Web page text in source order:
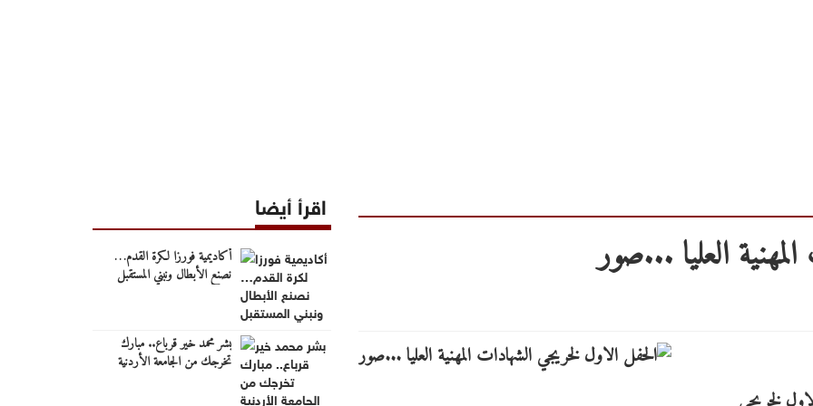
العليا ...صور
اقرأ أيضا
أكاديمية فورزا لكرة القدم…
نصنع الأبطال ونبني المستقبل
بشر محمد خير قرباع.. مبارك
تخرجك من الجامعة الأردنية